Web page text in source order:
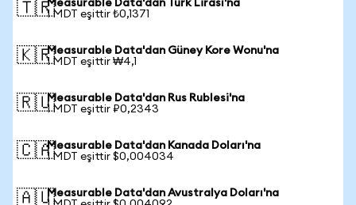
🇹🇷Measurable Data'dan Türk Lirası'na
1 MDT eşittir ₺0,1371
🇰🇷Measurable Data'dan Güney Kore Wonu'na
1 MDT eşittir ₩4,1
🇷🇺Measurable Data'dan Rus Rublesi'na
1 MDT eşittir ₽0,2343
🇨🇦Measurable Data'dan Kanada Doları'na
1 MDT eşittir $0,004034
🇦🇺Measurable Data'dan Avustralya Doları'na